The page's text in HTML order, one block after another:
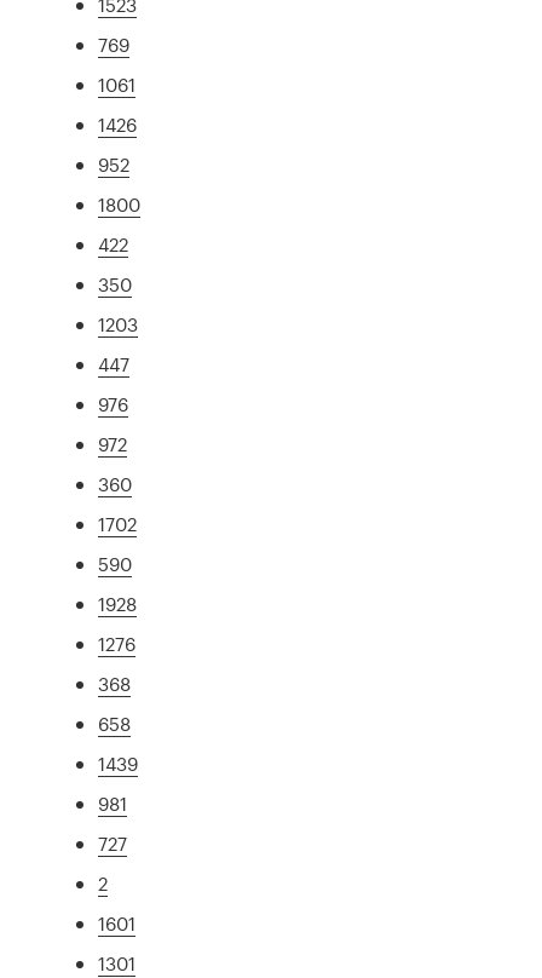
769
1061
1426
952
1800
422
350
1203
447
976
972
360
1702
590
1928
1276
368
658
1439
981
727
2
1601
1301